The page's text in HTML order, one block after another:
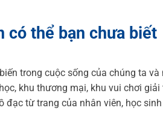
có thể bạn chưa biết
trong cuộc sống của chúng ta và
khu thương mại, khu vui chơi giải
từ trang của nhân viên, học